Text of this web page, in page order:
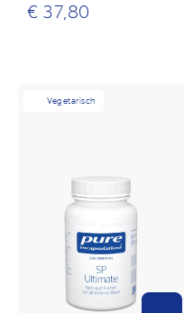
€ 37,80
Vegetarisch